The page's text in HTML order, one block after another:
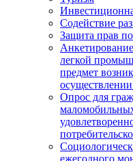
Содействие
Защита прав
легкой
предмет
осуществлении
Опрос для
ежегодного